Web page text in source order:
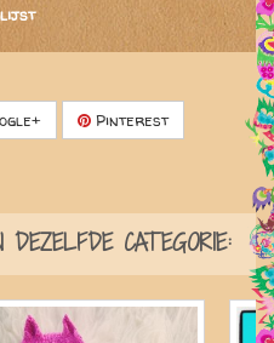
Pinterest
CATEGORIE: